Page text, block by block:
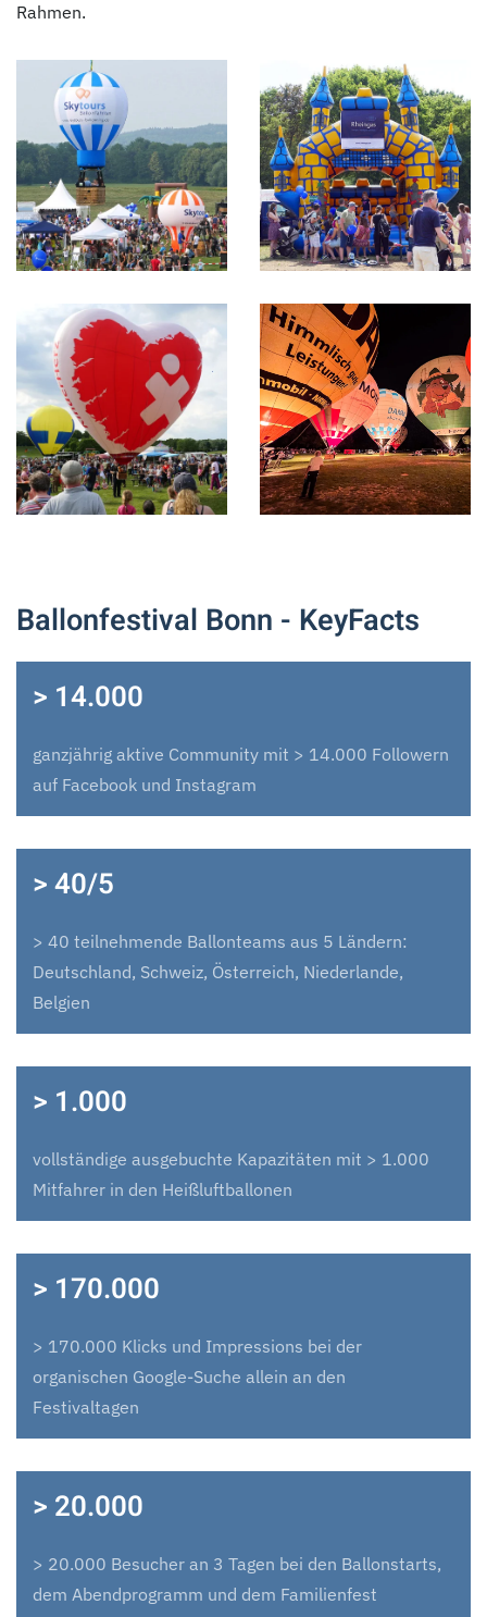
Rahmen.
X
X
Ballonfestival Bonn - KeyFacts
> 14.000
ganzjährig aktive Community mit > 14.000 Followern
auf Facebook und Instagram
> 40/5
> 40 teilnehmende Ballonteams aus 5 Ländern:
Deutschland, Schweiz, Österreich, Niederlande,
Belgien
> 1.000
vollständige ausgebuchte Kapazitäten mit > 1.000
Mitfahrer in den Heißluftballonen
> 170.000
> 170.000 Klicks und Impressions bei der
organischen Google-Suche allein an den
Festivaltagen
> 20.000
> 20.000 Besucher an 3 Tagen bei den Ballonstarts,
dem Abendprogramm und dem Familienfest